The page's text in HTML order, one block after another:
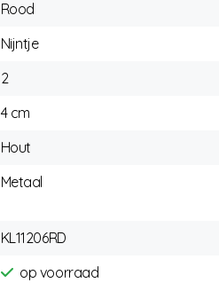
Rood
Nijntje
2
4 cm
Hout
Metaal
KL11206RD
op voorraad